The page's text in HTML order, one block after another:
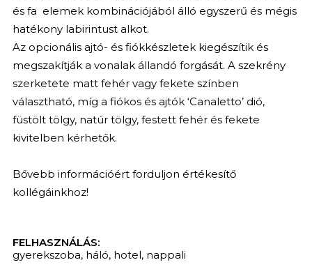
és fa elemek kombinációjából álló egyszerű és mégis
hatékony labirintust alkot.
Az opcionális ajtó- és fiókkészletek kiegészítik és
megszakítják a vonalak állandó forgását. A szekrény
szerketete matt fehér vagy fekete színben
választható, míg a fiókos és ajtók ‘Canaletto’ dió,
füstölt tölgy, natúr tölgy, festett fehér és fekete
kivitelben kérhetők.
Bővebb információért forduljon értékesítő
kollégáinkhoz!
FELHASZNÁLÁS:
gyerekszoba, háló, hotel, nappali